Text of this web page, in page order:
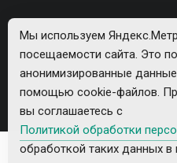
Все рекламируемые товары и
Мы используем
посещаемости сайта. Это
анонимизированные
помощью cookie-файлов.
вы соглашаетесь с
Политикой обработки
обработкой таких данных